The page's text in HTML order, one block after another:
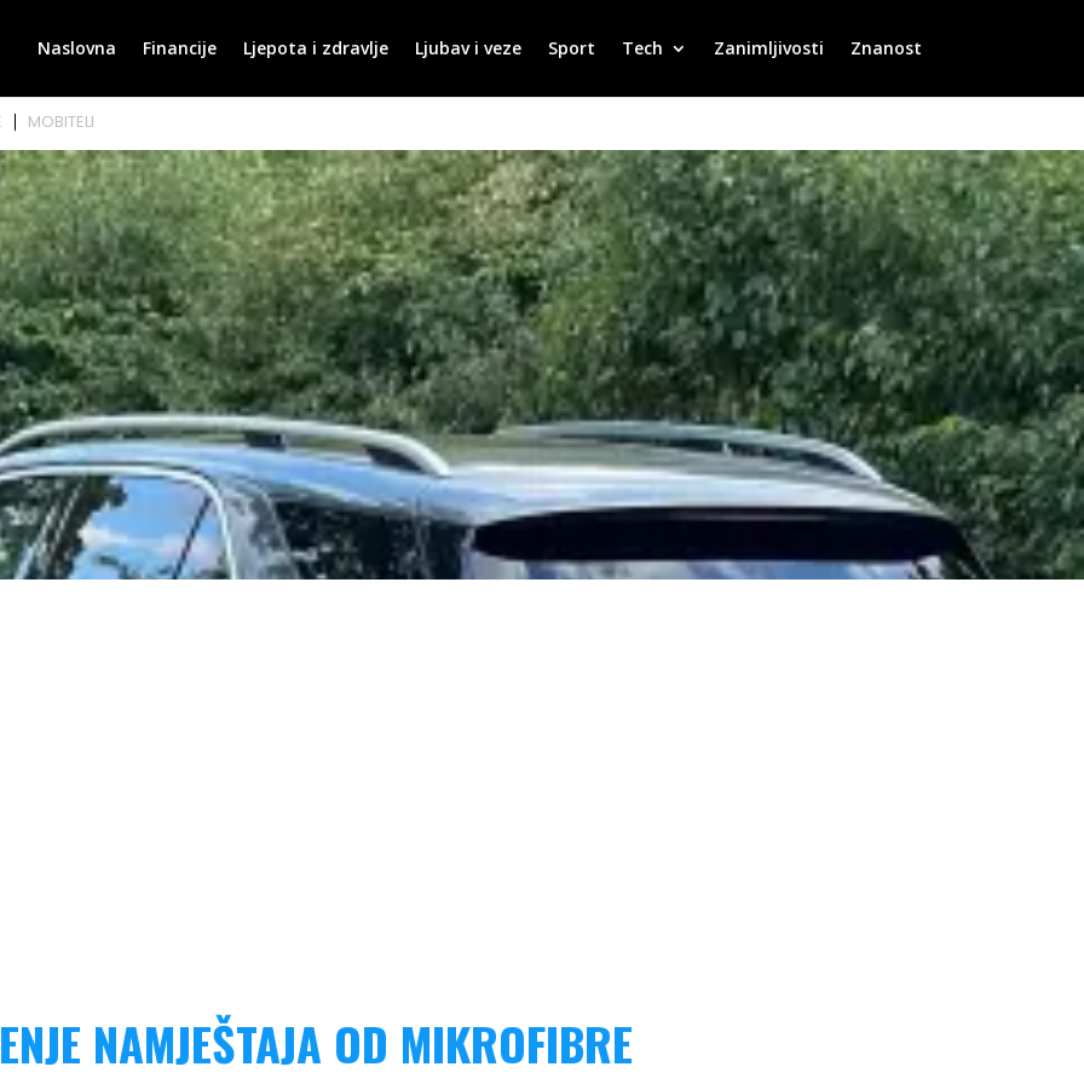
Naslovna Financije Ljepota i zdravlje Ljubav i veze Sport Tech Zanimljivosti Znanost
NAMJEŠTAJA OD MIKROFIBRE